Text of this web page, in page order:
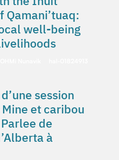
Qamani’tuaq:
well-being
session
et caribou
de
à